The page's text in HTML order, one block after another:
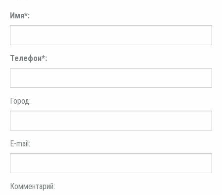
Имя*:
Телефон*:
Город:
E-mail:
Комментарий: